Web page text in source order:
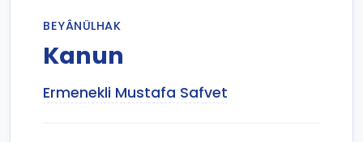
BEYÂNÜLHAK
Kanun
Ermenekli Mustafa Safvet